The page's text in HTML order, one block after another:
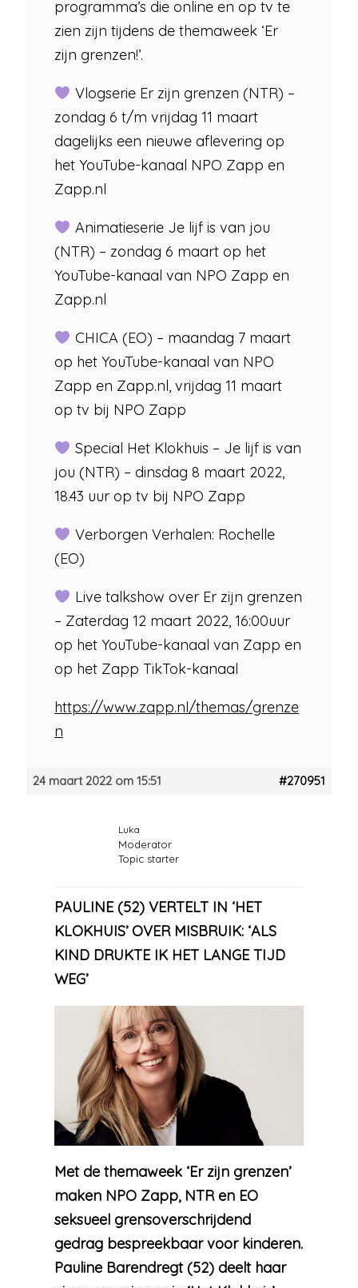
programma’s die online en op tv te
zien zijn tijdens de themaweek ‘Er
zijn grenzen!’.
Vlogserie Er zijn grenzen (NTR) –
zondag 6 t/m vrijdag 11 maart
dagelijks een nieuwe aflevering op
het YouTube-kanaal NPO Zapp en
Zapp.nl
Animatieserie Je lijf is van jou
(NTR) – zondag 6 maart op het
YouTube-kanaal van NPO Zapp en
Zapp.nl
CHICA (EO) – maandag 7 maart
op het YouTube-kanaal van NPO
Zapp en Zapp.nl, vrijdag 11 maart
op tv bij NPO Zapp
Special Het Klokhuis – Je lijf is van
jou (NTR) – dinsdag 8 maart 2022,
18.43 uur op tv bij NPO Zapp
Verborgen Verhalen: Rochelle
(EO)
Live talkshow over Er zijn grenzen
– Zaterdag 12 maart 2022, 16:00uur
op het YouTube-kanaal van Zapp en
op het Zapp TikTok-kanaal
https://www.zapp.nl/themas/grenze
n
24 maart 2022 om 15:51 #270951
Luka
Moderator
Topic starter
PAULINE (52) VERTELT IN ‘HET
KLOKHUIS’ OVER MISBRUIK: ‘ALS
KIND DRUKTE IK HET LANGE TIJD
WEG’
Met de themaweek ‘Er zijn grenzen’
maken NPO Zapp, NTR en EO
seksueel grensoverschrijdend
gedrag bespreekbaar voor kinderen.
Pauline Barendregt (52) deelt haar